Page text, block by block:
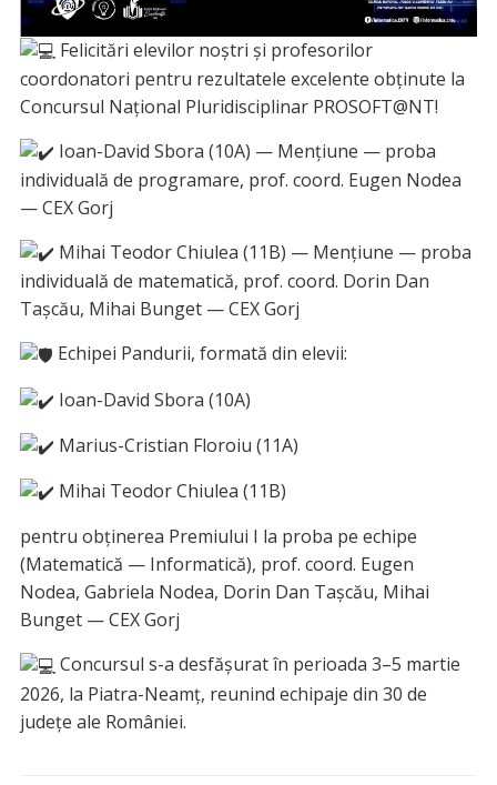
Felicitări elevilor noștri și profesorilor
coordonatori pentru rezultatele excelente obținute la
Concursul Național Pluridisciplinar PROSOFT@NT!
Ioan-David Sbora (10A) — Mențiune — proba
individuală de programare, prof. coord. Eugen Nodea
— CEX Gorj
Mihai Teodor Chiulea (11B) — Mențiune — proba
individuală de matematică, prof. coord. Dorin Dan
Tașcău, Mihai Bunget — CEX Gorj
Echipei Pandurii, formată din elevii:
Ioan-David Sbora (10A)
Marius-Cristian Floroiu (11A)
Mihai Teodor Chiulea (11B)
pentru obținerea Premiului I la proba pe echipe
(Matematică — Informatică), prof. coord. Eugen
Nodea, Gabriela Nodea, Dorin Dan Tașcău, Mihai
Bunget — CEX Gorj
Concursul s-a desfășurat în perioada 3–5 martie
2026, la Piatra-Neamț, reunind echipaje din 30 de
județe ale României.